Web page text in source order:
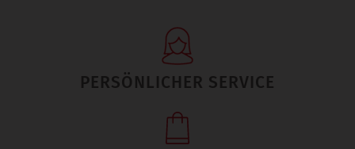
PERSÖNLICHER SERVICE